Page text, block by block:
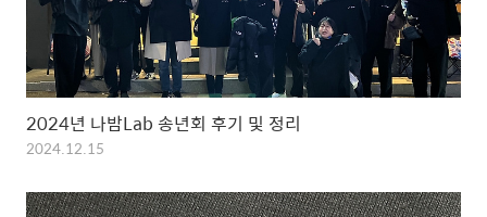
2024년 나밤Lab 송년회 후기 및 정리
2024.12.15